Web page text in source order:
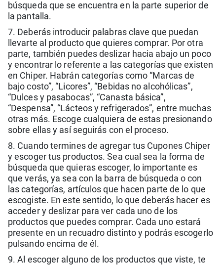
búsqueda que se encuentra en la parte superior de
la pantalla.
7. Deberás introducir palabras clave que puedan
llevarte al producto que quieres comprar. Por otra
parte, también puedes deslizar hacia abajo un poco
y encontrar lo referente a las categorías que existen
en Chiper. Habrán categorías como “Marcas de
bajo costo”, “Licores”, “Bebidas no alcohólicas”,
“Dulces y pasabocas”, “Canasta básica”,
“Despensa”, “Lácteos y refrigerados”, entre muchas
otras más. Escoge cualquiera de estas presionando
sobre ellas y así seguirás con el proceso.
8. Cuando termines de agregar tus Cupones Chiper
y escoger tus productos. Sea cual sea la forma de
búsqueda que quieras escoger, lo importante es
que verás, ya sea con la barra de búsqueda o con
las categorías, artículos que hacen parte de lo que
escogiste. En este sentido, lo que deberás hacer es
acceder y deslizar para ver cada uno de los
productos que puedes comprar. Cada uno estará
presente en un recuadro distinto y podrás escogerlo
pulsando encima de él.
9. Al escoger alguno de los productos que viste, te